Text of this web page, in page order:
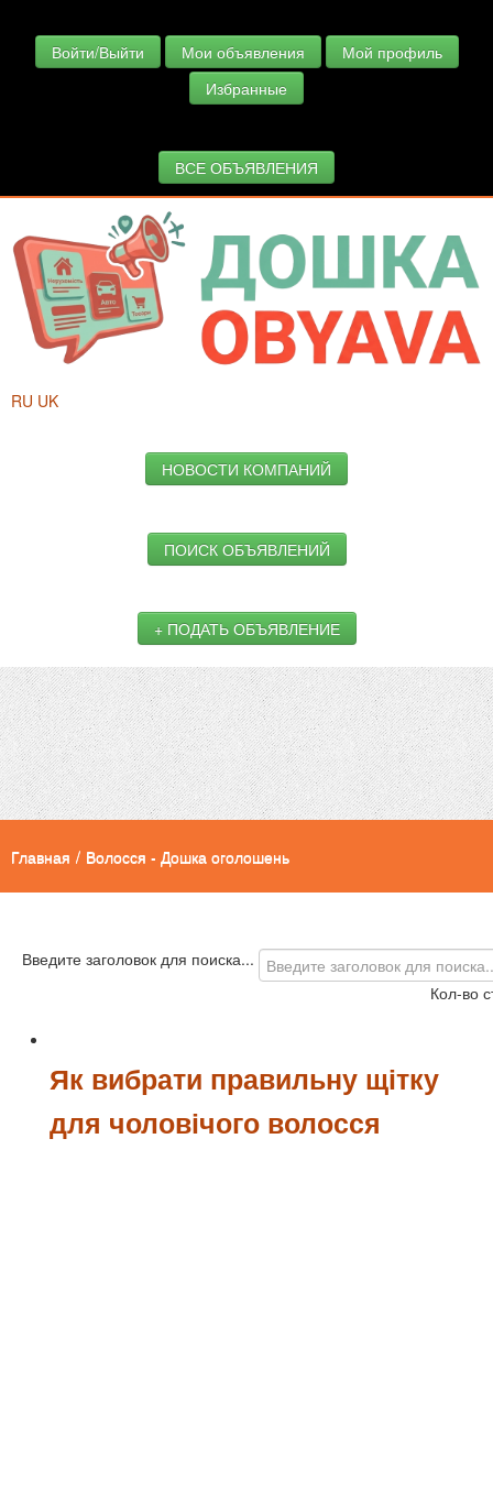
Войти/Выйти Мои объявления
Мой профиль
Избранные
ВСЕ ОБЪЯВЛЕНИЯ
RU UK
НОВОСТИ КОМПАНИЙ
ПОИСК ОБЪЯВЛЕНИЙ
+ ПОДАТЬ ОБЪЯВЛЕНИЕ
Главная / Волосся - Дошка оголошень
Введите заголовок для поиска...
Кол-во
Як вибрати правильну щітку
для чоловічого волосся